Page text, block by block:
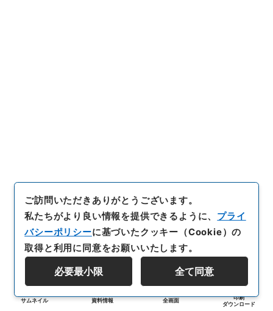
サムネイル 資料情報 全画面
印刷
ダウンロード
ご訪問いただきありがとうございます。
私たちがより良い情報を提供できるように、 プライ
バシーポリシーに基づいたクッキー（Cookie）の
取得と利用に同意をお願いいたします。
必要最小限 全て同意